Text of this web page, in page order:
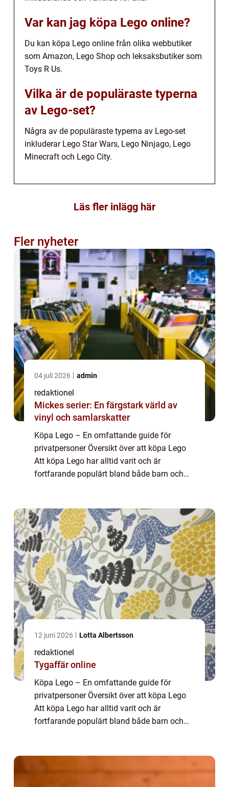
Var kan jag köpa Lego online?
Du kan köpa Lego online från olika webbutiker
som Amazon, Lego Shop och leksaksbutiker som
Toys R Us.
Vilka är de populäraste typerna
av Lego-set?
Några av de populäraste typerna av Lego-set
inkluderar Lego Star Wars, Lego Ninjago, Lego
Minecraft och Lego City.
Läs fler inlägg här
Fler nyheter
04 juli 2026 admin
redaktionel
Mickes serier: En färgstark värld av
vinyl och samlarskatter
Köpa Lego – En omfattande guide för
privatpersoner Översikt över att köpa Lego
Att köpa Lego har alltid varit och är
fortfarande populärt bland både barn och
den...
12 juni 2026 Lotta Albertsson
redaktionel
Tygaffär online
Köpa Lego – En omfattande guide för
privatpersoner Översikt över att köpa Lego
Att köpa Lego har alltid varit och är
fortfarande populärt bland både barn och